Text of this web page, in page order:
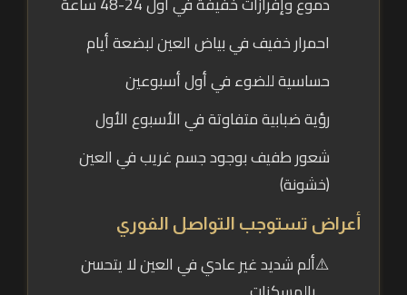
احمرار خفيف في بياض العين لبضعة أيام
حساسية للضوء في أول أسبوعين
رؤية ضبابية متفاوتة في الأسبوع الأول
شعور طفيف بوجود جسم غريب في العين
(خشونة)
أعراض تستوجب التواصل الفوري
ألم شديد غير عادي في العين لا يتحسن